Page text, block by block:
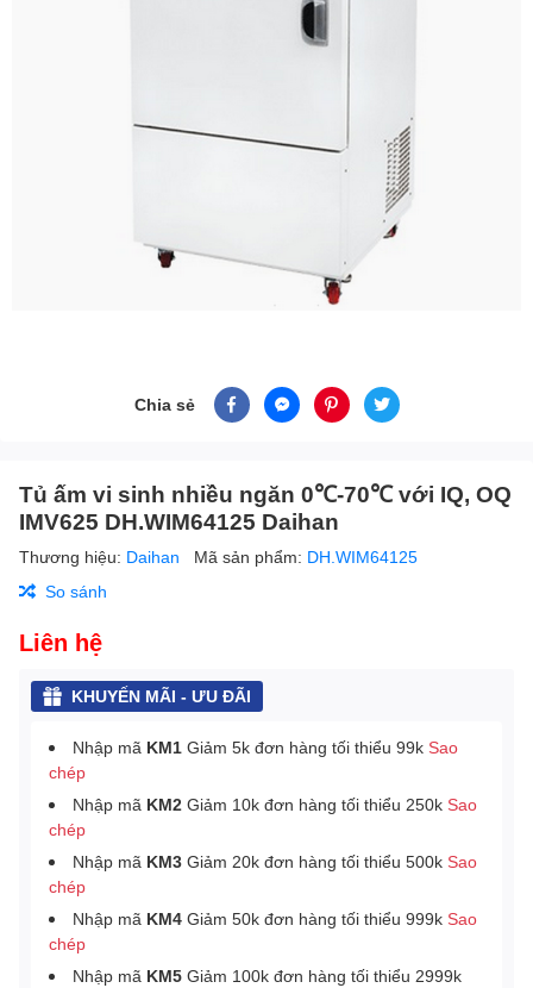
Chia sẻ
Tủ ấm vi sinh nhiều ngăn 0℃-70℃ với IQ, OQ
IMV625 DH.WIM64125 Daihan
Thương hiệu: Daihan Mã sản phẩm: DH.WIM64125
So sánh
Liên hệ
KHUYẾN MÃI - ƯU ĐÃI
Nhập mã KM1 Giảm 5k đơn hàng tối thiểu 99k Sao
chép
Nhập mã KM2 Giảm 10k đơn hàng tối thiểu 250k Sao
chép
Nhập mã KM3 Giảm 20k đơn hàng tối thiểu 500k Sao
chép
Nhập mã KM4 Giảm 50k đơn hàng tối thiểu 999k Sao
chép
Nhập mã KM5 Giảm 100k đơn hàng tối thiểu 2999k